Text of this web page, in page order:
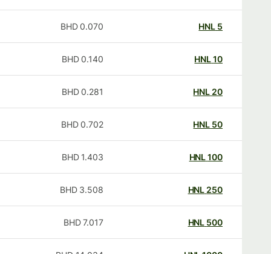
HNL
0.070
BHD
HNL
0.140
BHD
20
HNL
0.281
BHD
50
HNL
0.702
BHD
100
HNL
1.403
BHD
250
HNL
3.508
BHD
500
HNL
7.017
BHD